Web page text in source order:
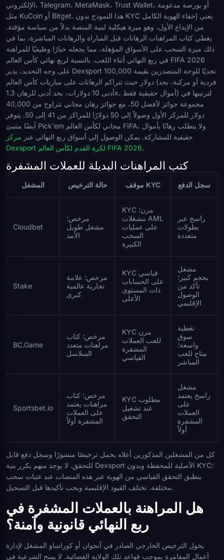
الإلكتروني، Telegram، MetaMask، Trust Wallet، أو بورصة مدعومة
مثل KuCoin أو Bitget. هذا النموذج بدون KYC يعني إخفاء الهوية الكامل
من الإيداع الأول، وهو ميزة هيكلية لبنية المنصة بدلاً من سياسة مؤقتة.
يغطي كتاب المراهنات الرهانات قبل المباراة والرهانات المباشرة، بما في
ذلك ميزة السحب على الأسواق المؤهلة، مما يجعله خيارًا وظيفيًا للمراهنة
في ربع النهائي أثناء اللعب. بالنسبة لربع نهائي كأس العالم FIFA 2026
على وجه التحديد، يدير Dexsport تحديًا للوحة المتصدرين بقيمة 100,000
دولار حيث تتراكم الرهانات على مباريات كأس العالم (فردية أو مركبة، بحد
أدنى 10 دولارات، بحد أدنى للرهان 1.3x، أموال حقيقية فقط) لترتيبها في
مجموعة جوائز لأفضل 50، مع جوائز رهان مجاني تتراوح من 40,000
دولار للمركز الأول وصولاً إلى 50 دولارًا للمراكز من 41 إلى 50. يتوفر
أيضًا متنبئ Pick'em مجاني لكأس العالم FIFA، ولا يتطلب رهانًا بأموال
حقيقية للمشاركة. يمكن الوصول إلى أسواق ربع النهائي عبر مركز
Dexsport لكرة القدم لكأس العالم FIFA 2026.
كتب المراهنات البديلة للعملات المشفرة
المشغل حالة الترخيص موقف KYC سجل الدفع
Cloudbet
مرخص؛
مشغل طويل
الأمد
KYC مرن؛
مشغلات AML
على عمليات
السحب
الكبيرة
راسخ عبر
بطولات
متعددة
Stake
مرخص؛ علامة
تجارية عالمية
كبرى
KYC قياسي
على الحسابات
ذات المستوى
الأعلى
مشغل
بحجم كبير؛
تأكد من
الوصول
الإقليمي
BC.Game
مرخص؛ كتاب
مراهنات متعدد
السلاسل
KYC مرن
للعب العملات
المشفرة
القياسي
تغطية
سوق
واسعة؛
متاح للعب
المباشر
Sportsbet.io
مرخص؛ كتاب
مراهنات يعتمد
على العملات
المشفرة أولاً
KYC مطلوب
عند تشغيل
التحقق
مشغل
راسخ يعتمد
على
العملات
المشفرة
أولاً
كل من المشغلين المذكورين أعلاه يحمل ترخيصًا منشورًا وسجل دفع قابل
للتحقق. لا يوجد منهم يكرر بنية Dexsport الأصلية للمحفظة وبدون KYC؛
ينطبق التحقق القياسي من الهوية عبر هذه المنصات عند عتبات سحب
مختلفة. تختلف القيود الإقليمية ويجب تأكيدها قبل التسجيل.
هل المراهنة بالعملات المشفرة في
ربع النهائي قانونية وآمنة؟
يخول الترخيص الخارجي الصادر في أنجوان أو كوراساو المشغل لإدارة
أعمال المقامرة بموجب قواعد تلك الولاية القضائية. لا يمنح الشرعية في